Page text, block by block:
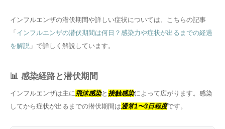
インフルエンザの潜伏期間や詳しい症状については、こちらの記事
「 インフルエンザの潜伏期間は何日？感染力や症状が出るまでの経過
を解説 」で詳しく解説しています。
📊 感染経路と潜伏期間
インフルエンザは主に飛沫感染と 接触感染によって広がります。感染
してから症状が出るまでの潜伏期間は通常1〜3日程度です。